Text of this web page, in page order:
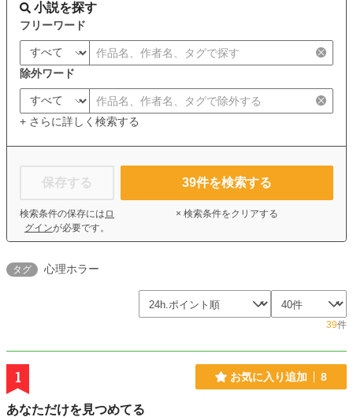
小説を探す
フリーワード
除外ワード
+ さらに詳しく検索する
保存する
検索条件の保存には ロ
グインが必要です。
39件を検索する
× 検索条件をクリアする
タグ 心理ホラー
39件
1 お気に入り追加 8
あなただけを見つめてる